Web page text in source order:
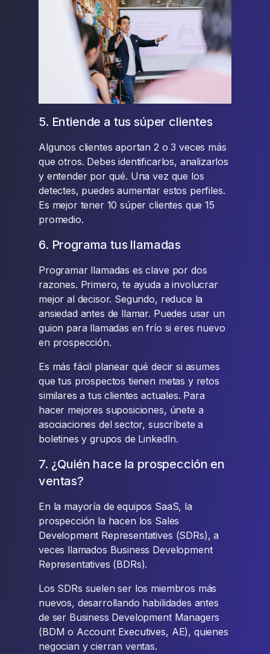
5. Entiende a tus súper clientes
Algunos clientes aportan 2 o 3 veces más
que otros. Debes identificarlos, analizarlos
y entender por qué. Una vez que los
detectes, puedes aumentar estos perfiles.
Es mejor tener 10 súper clientes que 15
promedio.
6. Programa tus llamadas
Programar llamadas es clave por dos
razones. Primero, te ayuda a involucrar
mejor al decisor. Segundo, reduce la
ansiedad antes de llamar. Puedes usar un
guion para llamadas en frío si eres nuevo
en prospección.
Es más fácil planear qué decir si asumes
que tus prospectos tienen metas y retos
similares a tus clientes actuales. Para
hacer mejores suposiciones, únete a
asociaciones del sector, suscríbete a
boletines y grupos de LinkedIn.
7. ¿Quién hace la prospección en
ventas?
En la mayoría de equipos SaaS, la
prospección la hacen los Sales
Development Representatives (SDRs), a
veces llamados Business Development
Representatives (BDRs).
Los SDRs suelen ser los miembros más
nuevos, desarrollando habilidades antes
de ser Business Development Managers
(BDM o Account Executives, AE), quienes
negocian y cierran ventas.